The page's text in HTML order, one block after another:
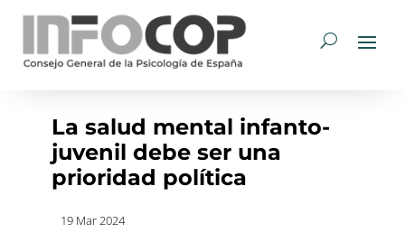
La salud mental infanto-
juvenil debe ser una
prioridad política
19 Mar 2024